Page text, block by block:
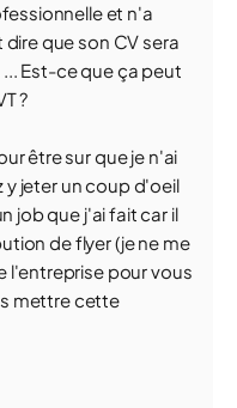
et n'a
que son CV sera
Est-ce que ça peut
?
être sur que je n'ai
y jeter un coup d'oeil
job que j'ai fait car il
de flyer (je ne me
l'entreprise pour vous
mettre cette